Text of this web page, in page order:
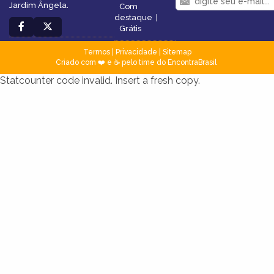
Jardim Ângela.
Com
destaque |
Grátis
Termos| Privacidade
Sitemap
Criado com ❤️ e ☕ pelo time do EncontraBrasil
Statcounter code invalid. Insert a fresh copy.